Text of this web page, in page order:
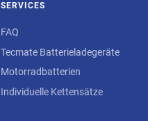
SERVICES
FAQ
Tecmate Batterieladegeräte
Motorradbatterien
Individuelle Kettensätze